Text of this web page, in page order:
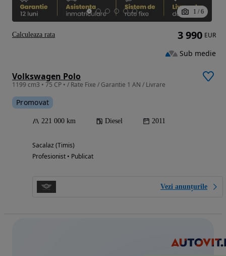
1 / 6
Volkswagen Polo
1199 cm3 • 75 CP • / Rate Fixe / Garantie 1 AN / Livrare
Promovat
221 000 km Diesel 2011
Sacalaz (Timis)
Profesionist • Publicat
Vezi anunțurile
3 990 EUR
Sub medie
Calculeaza rata